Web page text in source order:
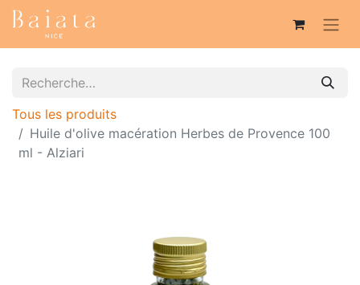
Tous les produits
Huile d'olive macération Herbes de Provence 100
ml - Alziari